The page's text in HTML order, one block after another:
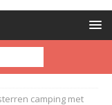
camping met